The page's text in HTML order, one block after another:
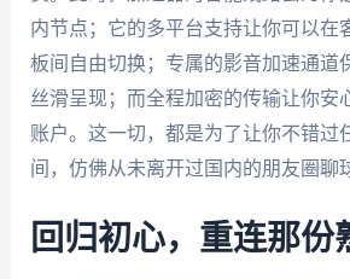
内节点；它的多平台支持让你可以在
板间自由切换；专属的影音加速通道
丝滑呈现；而全程加密的传输让你安
账户。这一切，都是为了让你不错过
间，仿佛从未离开过国内的朋友圈聊
回归初心，重连那份